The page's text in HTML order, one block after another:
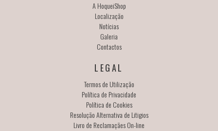
A HoqueiShop
Localização
Notícias
Galeria
Contactos
LEGAL
Termos de Utilização
Política de Privacidade
Política de Cookies
Resolução Alternativa de Litigios
Livro de Reclamaçães On-line